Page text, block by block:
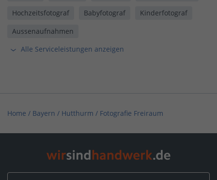
Hochzeitsfotograf
Babyfotograf
Kinderfotograf
Aussenaufnahmen
Alle Serviceleistungen anzeigen
Home / Bayern / Hutthurm / Fotografie Freiraum